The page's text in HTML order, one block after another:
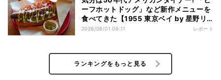
ーフホットドッグ」など新作メニューを
食べてきた【1955 東京ベイ by 星野リ
ゾート宿泊レポ】
2026/08/01 06:11 レポート
ランキングをもっと見る